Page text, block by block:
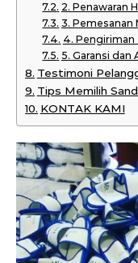
2. Penawaran
3. Pemesanan
4. Pengiriman
5. Garansi dan
Testimoni
Tips Memilih
KONTAK KAMI